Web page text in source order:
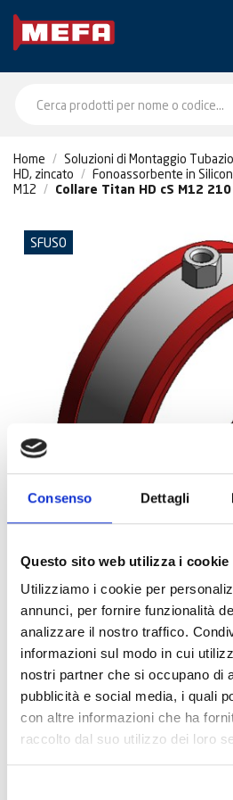
Consenso Dettagli
Questo sito web utilizza i cookie
Utilizziamo i cookie per
annunci, per fornire funzionalità
analizzare il nostro traffico.
informazioni sul modo in cui
nostri partner che si occupano di
pubblicità e social media, i quali
con altre informazioni che ha
raccolto dal suo utilizzo dei loro
Home Soluzioni di Montaggio
HD, zincato
Fonoassorbente in
M12
Collare Titan HD cS M12 210
SFUSO
0067814
Collare Titan HD
Per visualizzare i prezzi e
effettuare il login.